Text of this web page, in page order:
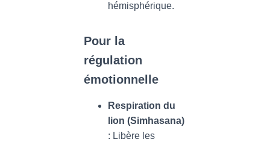
hémisphérique.
Pour la
régulation
émotionnelle
Respiration du
lion (Simhasana)
: Libère les